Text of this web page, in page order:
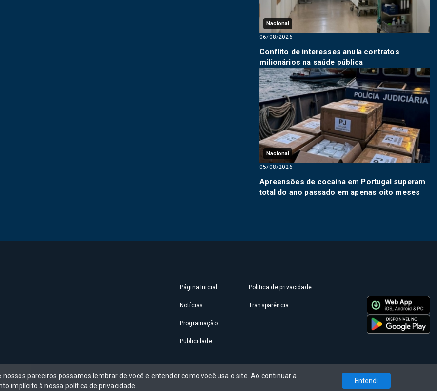
Nacional
06/08/2026
Conflito de interesses anula contratos
milionários na saúde pública
Nacional
05/08/2026
Apreensões de cocaína em Portugal superam
total do ano passado em apenas oito meses
Página Inicial
Notícias
Programação
Publicidade
Política de privacidade
Transparência
parceiros possamos lembrar de você e entender como você usa o site. Ao continuar a
implícito à nossa política de privacidade
Entendi